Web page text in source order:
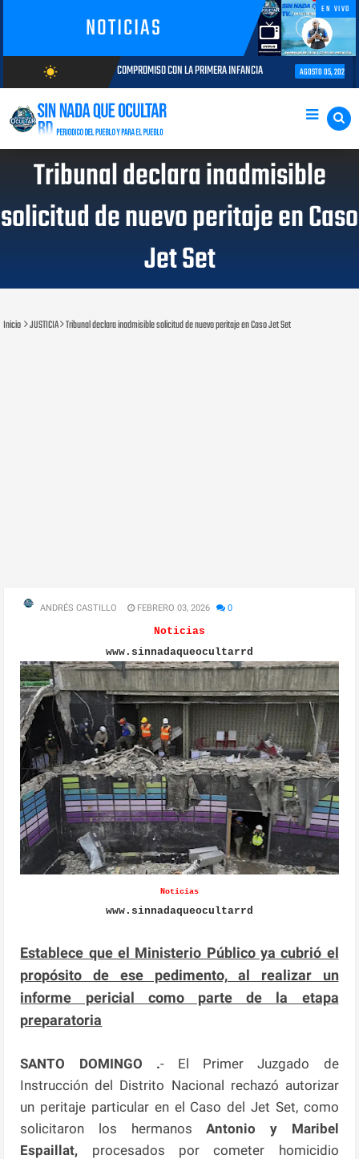
NOTICIAS
EN VIVO
wb_sunny
AGOSTO/8/2026
Y COMPROMISO CON LA PRIMERA INFANCIA AGOSTO 05, 2026 Autoridades del
Tribunal declara inadmisible
solicitud de nuevo peritaje en Caso
Jet Set
Inicio JUSTICIA Tribunal declara inadmisible solicitud de nuevo peritaje en Caso Jet Set
ANDRÉS CASTILLO FEBRERO 03, 2026 0
Noticias
www.sinnadaqueocultarrd
Noticias
www.sinnadaqueocultarrd
Establece que el Ministerio Público ya cubrió el
propósito de ese pedimento, al realizar un
informe pericial como parte de la etapa
preparatoria
SANTO DOMINGO .- El Primer Juzgado de
Instrucción del Distrito Nacional rechazó autorizar
un peritaje particular en el Caso del Jet Set, como
solicitaron los hermanos Antonio y Maribel
Espaillat, procesados por cometer homicidio